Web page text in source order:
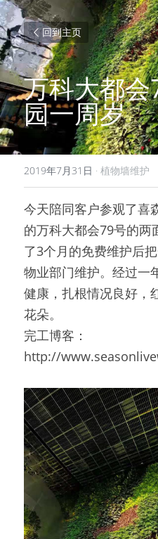
回到主页
万科大都
园一周岁
2019年7月31日 · 植物墙维护
今天陪同客户参观了喜
的万科大都会79号的两
了3个月的免费维护后
物业部门维护。经过一
健康，扎根情况良好，
花朵。
完工博客：
http://